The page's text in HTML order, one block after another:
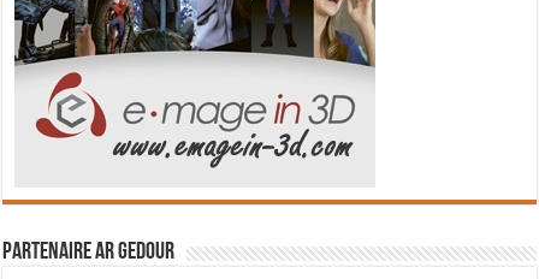
Partenaire Ar Gedour